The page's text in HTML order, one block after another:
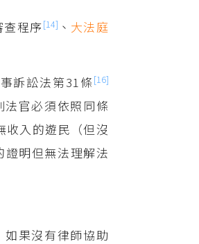
查程序[14] 、 大法庭
訴訟法第31條 [16]
官必須依照同條
收入的遊民（但沒
證明但無法理解法
果沒有律師協助